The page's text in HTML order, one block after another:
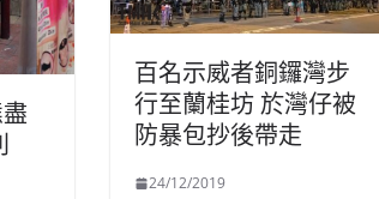
百名示威者銅鑼灣步
行至蘭桂坊 於灣仔被
防暴包抄後帶走
24/12/2019